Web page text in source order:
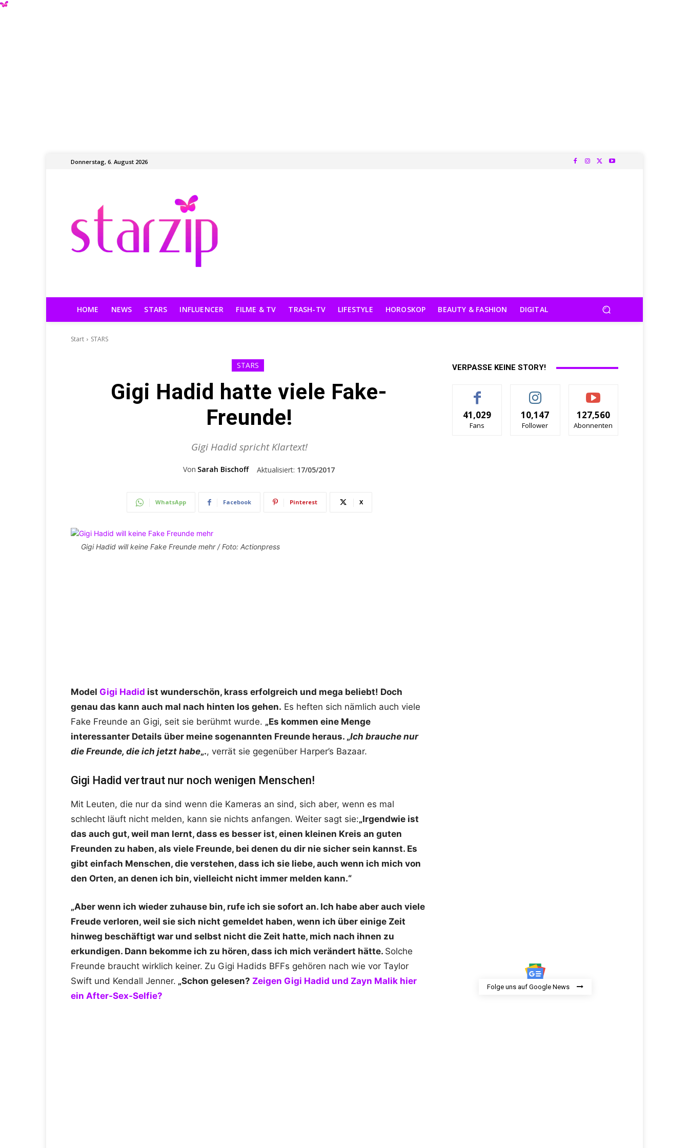
Donnerstag, 6. August 2026
HOME NEWS STARS INFLUENCER FILME & TV TRASH-TV LIFESTYLE HOROSKOP BEAUTY & FASHION DIGITAL
Start STARS
STARS
Gigi Hadid hatte viele Fake-
Freunde!
Gigi Hadid spricht Klartext!
Von Sarah Bischoff Aktualisiert: 17/05/2017
WhatsApp Facebook Pinterest X
Gigi Hadid will keine Fake Freunde mehr / Foto: Actionpress
Model Gigi Hadid ist wunderschön, krass erfolgreich und mega beliebt! Doch
genau das kann auch mal nach hinten los gehen. Es heften sich nämlich auch viele
Fake Freunde an Gigi, seit sie berühmt wurde. „Es kommen eine Menge
interessanter Details über meine sogenannten Freunde heraus. „Ich brauche nur
die Freunde, die ich jetzt habe„., verrät sie gegenüber Harper’s Bazaar.
Gigi Hadid vertraut nur noch wenigen Menschen!
Mit Leuten, die nur da sind wenn die Kameras an sind, sich aber, wenn es mal
schlecht läuft nicht melden, kann sie nichts anfangen. Weiter sagt sie:„Irgendwie ist
das auch gut, weil man lernt, dass es besser ist, einen kleinen Kreis an guten
Freunden zu haben, als viele Freunde, bei denen du dir nie sicher sein kannst. Es
gibt einfach Menschen, die verstehen, dass ich sie liebe, auch wenn ich mich von
den Orten, an denen ich bin, vielleicht nicht immer melden kann.“
„Aber wenn ich wieder zuhause bin, rufe ich sie sofort an. Ich habe aber auch viele
Freude verloren, weil sie sich nicht gemeldet haben, wenn ich über einige Zeit
hinweg beschäftigt war und selbst nicht die Zeit hatte, mich nach ihnen zu
erkundigen. Dann bekomme ich zu hören, dass ich mich verändert hätte. Solche
Freunde braucht wirklich keiner. Zu Gigi Hadids BFFs gehören nach wie vor Taylor
Swift und Kendall Jenner. „Schon gelesen? Zeigen Gigi Hadid und Zayn Malik hier
ein After-Sex-Selfie?
VERPASSE KEINE STORY!
41,029
Fans
10,147
Follower
127,560
Abonnenten
Folge uns auf Google News